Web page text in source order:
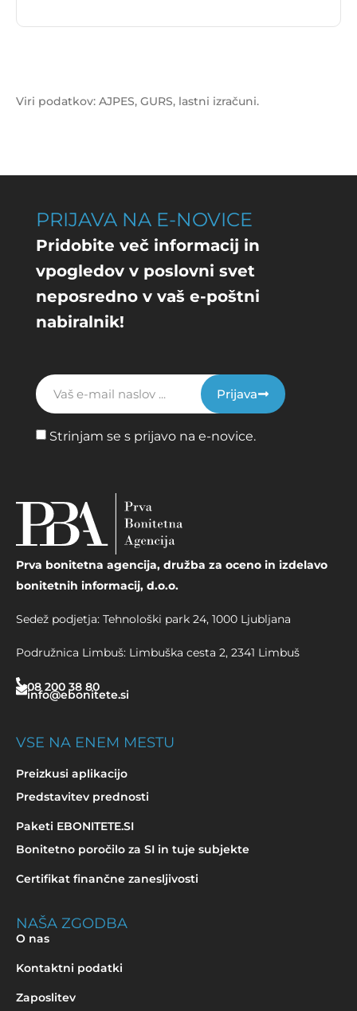
EUGANEA d.o.o. je8.538 €.
Viri podatkov: AJPES, GURS, lastni izračuni.
PRIJAVA NA E-NOVICE
Pridobite več informacij in
vpogledov v poslovni svet
neposredno v vaš e-poštni
nabiralnik!
Strinjam se s prijavo na e-novice.
Prijava
Prva bonitetna agencija, družba za oceno in izdelavo
bonitetnih informacij, d.o.o.
Sedež podjetja: Tehnološki park 24, 1000 Ljubljana
Podružnica Limbuš: Limbuška cesta 2, 2341 Limbuš
08 200 38 80
info@ebonitete.si
VSE NA ENEM MESTU
Preizkusi aplikacijo
Predstavitev prednosti
Paketi EBONITETE.SI
Bonitetno poročilo za SI in tuje subjekte
Certifikat finančne zanesljivosti
NAŠA ZGODBA
O nas
Kontaktni podatki
Zaposlitev